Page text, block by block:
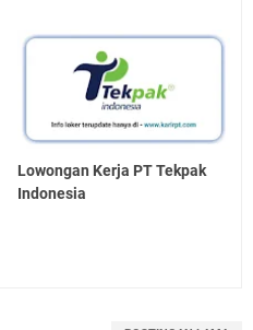
Lowongan Kerja PT Tekpak
Indonesia